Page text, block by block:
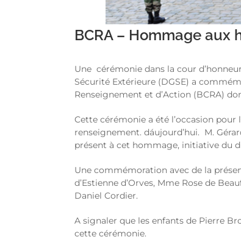
BCRA – Hommage aux
Une cérémonie dans la cour
Sécurité Extérieure (DGSE) a
Renseignement et d’Action (BCRA)
Cette cérémonie a été l’occasion pour
renseignement. dáujourd’hui. M.
présent à cet hommage, initiative du
Une commémoration avec de la
d’Estienne d’Orves, Mme Rose de
Daniel Cordier.
A signaler que les enfants de Pierre
cette cérémonie.